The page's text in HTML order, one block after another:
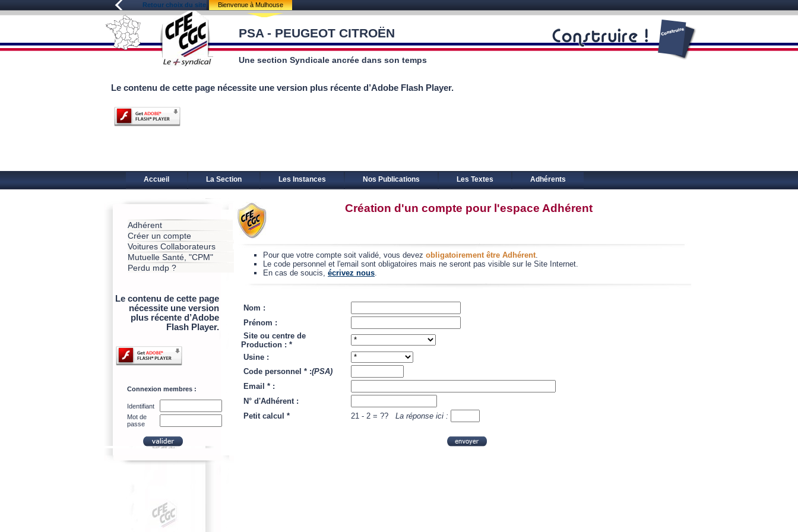
Retour choix du site Bienvenue à Mulhouse
PSA - PEUGEOT CITROËN
Une section Syndicale ancrée dans son temps
Le contenu de cette page nécessite une version plus récente d’Adobe Flash Player.
Accueil La Section Les Instances Nos Publications Les Textes Adhérents
Adhérent
Créer un compte
Voitures Collaborateurs
Mutuelle Santé, "CPM"
Perdu mdp ?
Le contenu de cette page
nécessite une version
plus récente d’Adobe
Flash Player.
Connexion membres :
Identifiant
Mot de
passe
Création d'un compte pour l'espace Adhérent
Pour que votre compte soit validé, vous devez obligatoirement être Adhérent.
Le code personnel et l'email sont obligatoires mais ne seront pas visible sur le Site Internet.
En cas de soucis, écrivez nous.
Nom :
Prénom :
Site ou centre de
Production : *
Usine :
Code personnel * :(PSA)
Email * :
N° d'Adhérent :
Petit calcul *
21 - 2 = ?? La réponse ici :